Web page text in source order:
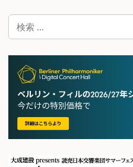
検
索